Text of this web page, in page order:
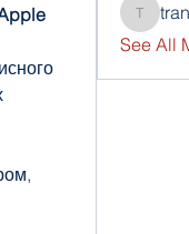
See All